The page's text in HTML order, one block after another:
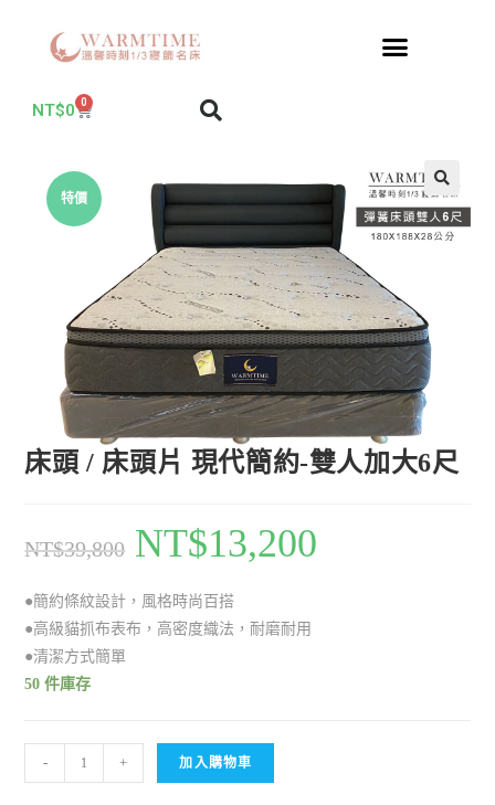
NT$0 0
特價
床頭 / 床頭片 現代簡約-雙人加大6尺
NT$39,800 NT$13,200
●簡約條紋設計，風格時尚百搭
●高級貓抓布表布，高密度織法，耐磨耐用
●清潔方式簡單
50 件庫存
- + 加入購物車